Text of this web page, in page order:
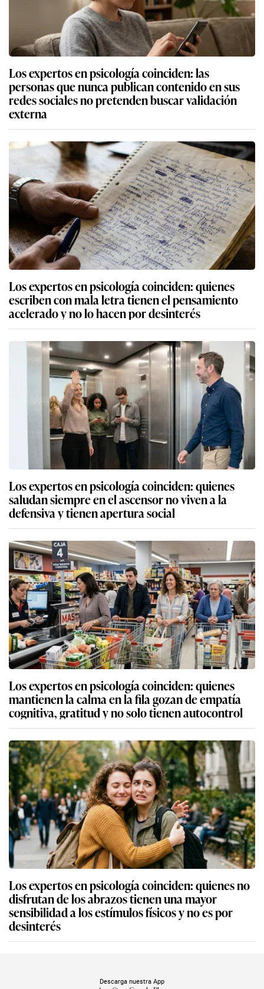
Los expertos en psicología coinciden: las
personas que nunca publican contenido en sus
redes sociales no pretenden buscar validación
externa
Los expertos en psicología coinciden: quienes
escriben con mala letra tienen el pensamiento
acelerado y no lo hacen por desinterés
Los expertos en psicología coinciden: quienes
saludan siempre en el ascensor no viven a la
defensiva y tienen apertura social
Los expertos en psicología coinciden: quienes
mantienen la calma en la fila gozan de empatía
cognitiva, gratitud y no solo tienen autocontrol
Los expertos en psicología coinciden: quienes no
disfrutan de los abrazos tienen una mayor
sensibilidad a los estímulos físicos y no es por
desinterés
Descarga nuestra App